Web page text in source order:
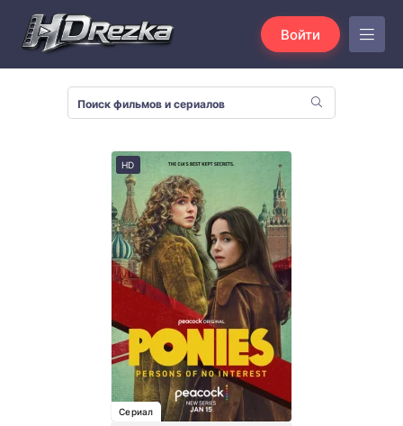
Войти
HD
Сериал